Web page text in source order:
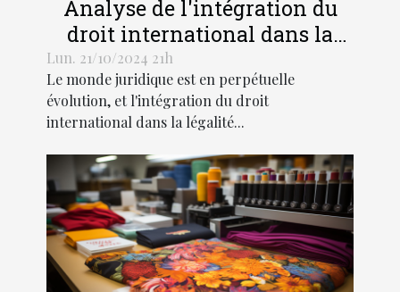
Analyse de l'intégration du
droit international dans la
légalité pénale moderne
Lun. 21/10/2024 21h
Le monde juridique est en perpétuelle
évolution, et l'intégration du droit
international dans la légalité...